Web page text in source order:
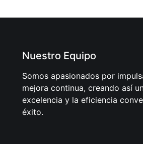
Nuestro Equipo
Somos apasionados por
mejora continua, creando así
excelencia y la eficiencia
éxito.